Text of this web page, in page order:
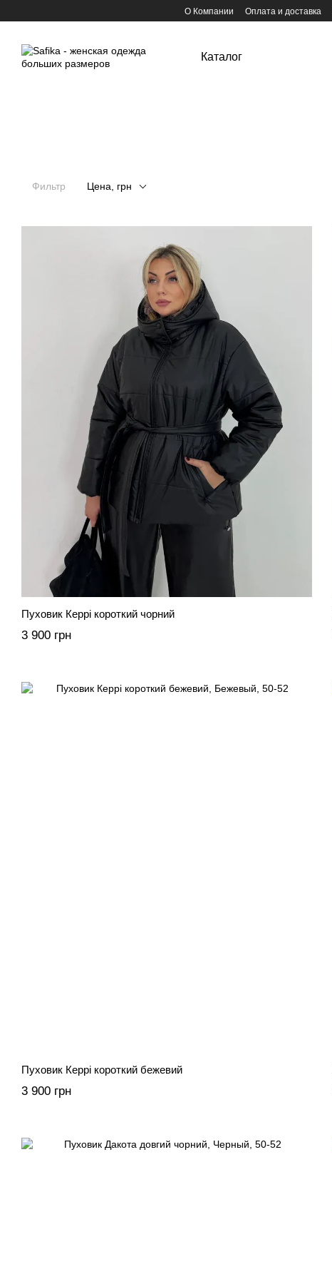
О Компании Оплата и доставка
Каталог
Фильтр Цена, грн
Пуховик Керрі короткий чорний
3 900 грн
Пуховик Керрі короткий бежевий
3 900 грн